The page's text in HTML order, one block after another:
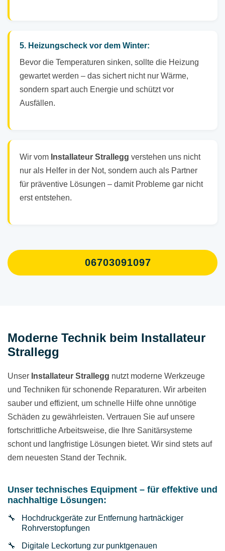
5. Heizungscheck vor dem Winter:
Bevor die Temperaturen sinken, sollte die Heizung
gewartet werden – das sichert nicht nur Wärme,
sondern spart auch Energie und schützt vor
Ausfällen.
Wir vom Installateur Strallegg verstehen uns nicht
nur als Helfer in der Not, sondern auch als Partner
für präventive Lösungen – damit Probleme gar nicht
erst entstehen.
06703091097
Moderne Technik beim Installateur
Strallegg
Unser Installateur Strallegg nutzt moderne Werkzeuge
und Techniken für schonende Reparaturen. Wir arbeiten
sauber und effizient, um schnelle Hilfe ohne unnötige
Schäden zu gewährleisten. Vertrauen Sie auf unsere
fortschrittliche Arbeitsweise, die Ihre Sanitärsysteme
schont und langfristige Lösungen bietet. Wir sind stets auf
dem neuesten Stand der Technik.
Unser technisches Equipment – für effektive und
nachhaltige Lösungen:
Hochdruckgeräte zur Entfernung hartnäckiger
Rohrverstopfungen
Digitale Leckortung zur punktgenauen